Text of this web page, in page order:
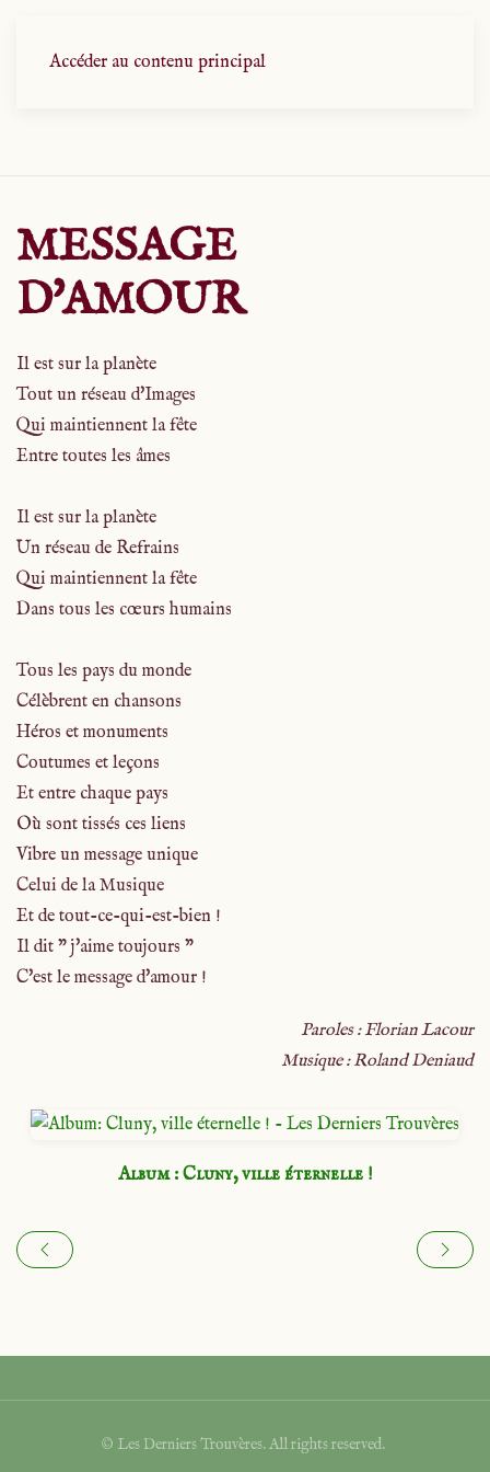
Accéder au contenu principal
MESSAGE
D'AMOUR
Il est sur la planète
Tout un réseau d'Images
Qui maintiennent la fête
Entre toutes les âmes
Il est sur la planète
Un réseau de Refrains
Qui maintiennent la fête
Dans tous les cœurs humains
Tous les pays du monde
Célèbrent en chansons
Héros et monuments
Coutumes et leçons
Et entre chaque pays
Où sont tissés ces liens
Vibre un message unique
Celui de la Musique
Et de tout-ce-qui-est-bien !
Il dit " j'aime toujours "
C'est le message d'amour !
Paroles : Florian Lacour
Musique : Roland Deniaud
Album : Cluny, ville éternelle !
© Les Derniers Trouvères. All rights reserved.